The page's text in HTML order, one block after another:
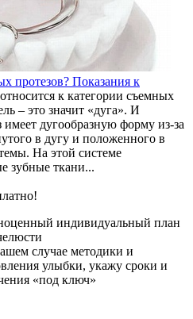
протезов? Показания к
к категории съемных
– это значит «дуга». И
дугообразную форму из-за
в дугу и положенного в
На этой системе
зубные ткани...
индивидуальный план
случае методики и
улыбки, укажу сроки и
«под ключ»